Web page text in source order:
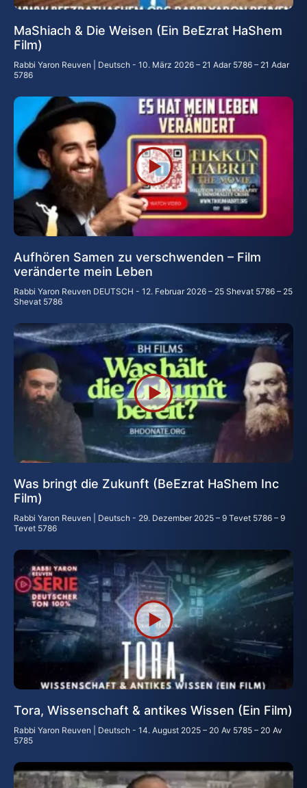
MaShiach & Die Weisen (Ein BeEzrat HaShem
Film)
Rabbi Yaron Reuven | Deutsch
10. März 2026 – 21 Adar 5786 – 21 Adar
5786
Aufhören Samen zu verschwenden – Film
veränderte mein Leben
Rabbi Yaron Reuven DEUTSCH
12. Februar 2026 – 25 Shevat 5786 – 25
Shevat 5786
Was bringt die Zukunft (BeEzrat HaShem Inc
Film)
Rabbi Yaron Reuven | Deutsch
29. Dezember 2025 – 9 Tevet 5786 – 9
Tevet 5786
Tora, Wissenschaft & antikes Wissen (Ein Film)
Rabbi Yaron Reuven | Deutsch
14. August 2025 – 20 Av 5785 – 20 Av
5785